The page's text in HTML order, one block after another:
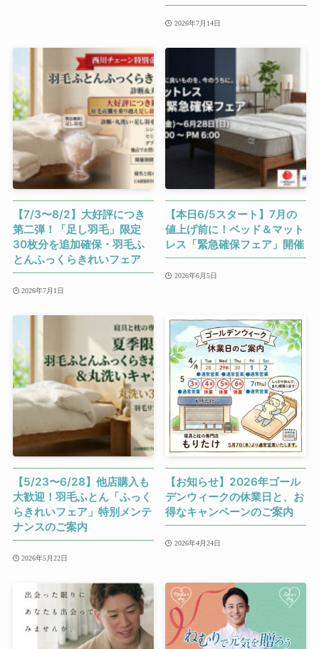
2026年7月14日
【7/3〜8/2】大好評につき
第二弾！「足し羽毛」限定
30枚分を追加確保・羽毛ふ
とんふっくらきれいフェア
2026年7月1日
【本日6/5スタート】7月の
値上げ前に！ベッド＆マット
レス「緊急確保フェア」開催
2026年6月5日
【5/23〜6/28】他店購入も
大歓迎！羽毛ふとん「ふっく
らきれいフェア」特別メンテ
ナンスのご案内
2026年5月22日
【お知らせ】2026年ゴール
デンウィークの休業日と、お
得なキャンペーンのご案内
2026年4月24日